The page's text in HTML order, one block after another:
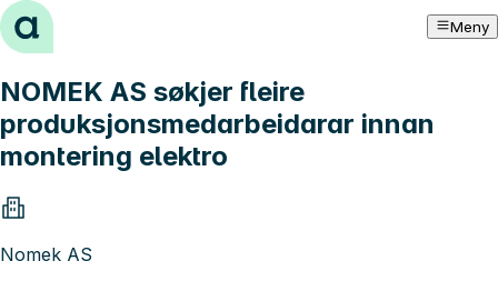
Hopp til innhold Meny
NOMEK AS søkjer fleire
produksjonsmedarbeidarar innan
montering elektro
Nomek AS